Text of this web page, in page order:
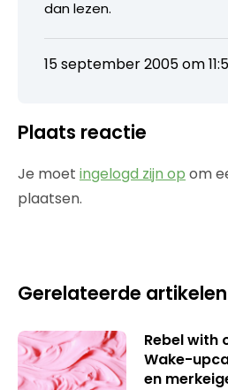
dan lezen.
15 september 2005 om
Plaats reactie
Je moet ingelogd zijn op om
plaatsen.
Gerelateerde artikelen
Rebel with
Wake-
en